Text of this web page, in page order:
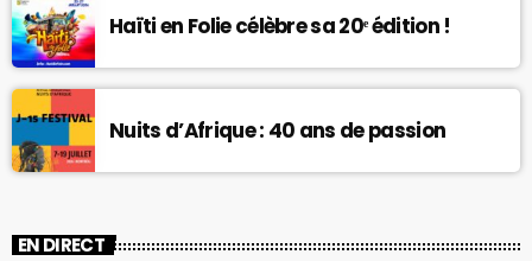
Haïti en Folie célèbre sa 20ᵉ édition !
Nuits d’Afrique : 40 ans de passion
EN DIRECT